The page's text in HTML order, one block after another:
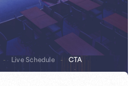
- Live Schedule - CTA